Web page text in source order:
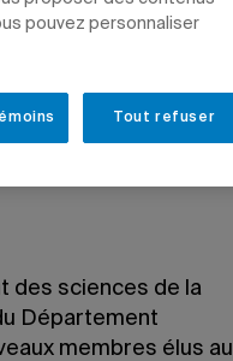
des sciences de la
Département
membres élus au
pouvez personnaliser
Tout refuser